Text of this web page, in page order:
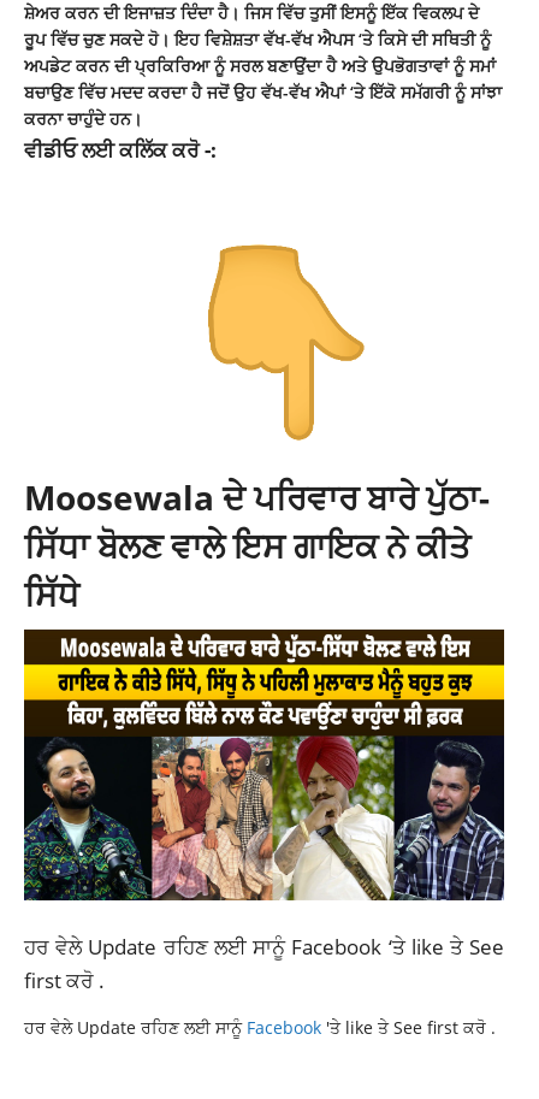
ਸ਼ੇਅਰ ਕਰਨ ਦੀ ਇਜਾਜ਼ਤ ਦਿੰਦਾ ਹੈ। ਜਿਸ ਵਿੱਚ ਤੁਸੀਂ ਇਸਨੂੰ ਇੱਕ ਵਿਕਲਪ ਦੇ
ਰੂਪ ਵਿੱਚ ਚੁਣ ਸਕਦੇ ਹੋ। ਇਹ ਵਿਸ਼ੇਸ਼ਤਾ ਵੱਖ-ਵੱਖ ਐਪਸ ‘ਤੇ ਕਿਸੇ ਦੀ ਸਥਿਤੀ ਨੂੰ
ਅਪਡੇਟ ਕਰਨ ਦੀ ਪ੍ਰਕਿਰਿਆ ਨੂੰ ਸਰਲ ਬਣਾਉਂਦਾ ਹੈ ਅਤੇ ਉਪਭੋਗਤਾਵਾਂ ਨੂੰ ਸਮਾਂ
ਬਚਾਉਣ ਵਿੱਚ ਮਦਦ ਕਰਦਾ ਹੈ ਜਦੋਂ ਉਹ ਵੱਖ-ਵੱਖ ਐਪਾਂ ‘ਤੇ ਇੱਕੋ ਸਮੱਗਰੀ ਨੂੰ ਸਾਂਝਾ
ਕਰਨਾ ਚਾਹੁੰਦੇ ਹਨ।
ਵੀਡੀਓ ਲਈ ਕਲਿੱਕ ਕਰੋ -:
Moosewala ਦੇ ਪਰਿਵਾਰ ਬਾਰੇ ਪੁੱਠਾ-
ਸਿੱਧਾ ਬੋਲਣ ਵਾਲੇ ਇਸ ਗਾਇਕ ਨੇ ਕੀਤੇ
ਸਿੱਧੇ
ਹਰ ਵੇਲੇ Update ਰਹਿਣ ਲਈ ਸਾਨੂੰ Facebook ‘ਤੇ like ਤੇ See
first ਕਰੋ .
ਹਰ ਵੇਲੇ Update ਰਹਿਣ ਲਈ ਸਾਨੂੰ Facebook 'ਤੇ like ਤੇ See first ਕਰੋ .